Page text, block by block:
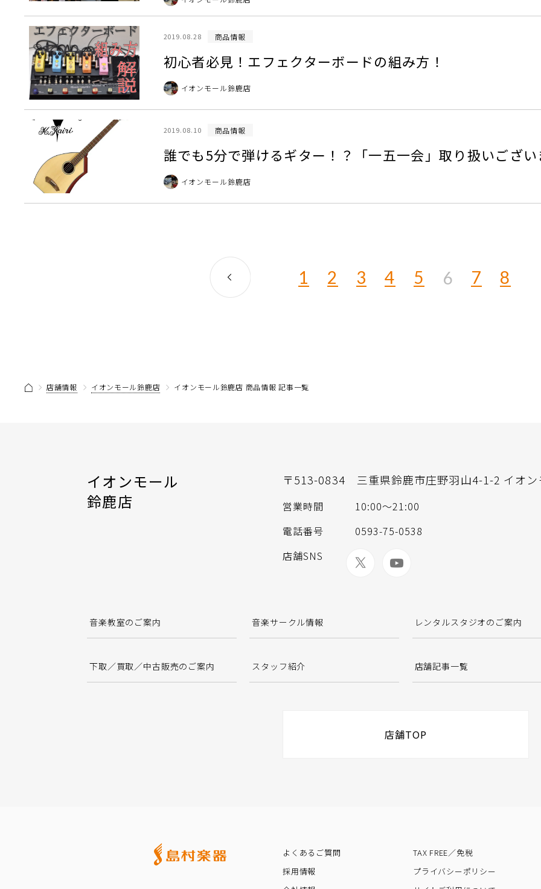
2019.08.28 商品情報
初心者必見！エフェクターボードの組み方！
イオンモール鈴鹿店
2019.08.10 商品情報
誰でも5分で弾けるギター！？「一五一会」取り扱いござ
イオンモール鈴鹿店
1 2 3 4 5 6 7 8
店舗情報 イオンモール鈴鹿店 イオンモール鈴鹿店 商品情報 記事一覧
イオンモール
鈴鹿店
〒513-0834 三重県鈴鹿市庄野羽山4-1-2 イオ
営業時間
10:00〜21:00
電話番号
0593-75-0538
店舗SNS
音楽教室のご案内 音楽サークル情報 レンタルスタジオのご案内
下取／買取／中古販売のご案内 スタッフ紹介 店舗記事一覧
店舗TOP
よくあるご質問
採用情報
TAX FREE／免税
プライバシーポリシー